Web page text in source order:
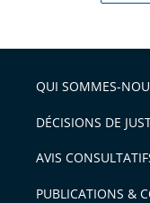
QUI SOMMES-
DÉCISIONS DE
AVIS
PUBLICATIONS &